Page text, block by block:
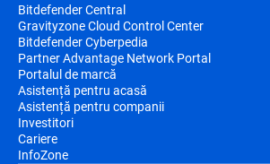
Bitdefender Central
Gravityzone Cloud Control Center
Bitdefender Cyberpedia
Partner Advantage Network Portal
Portalul de marcă
Asistență pentru acasă
Asistență pentru companii
Investitori
Cariere
InfoZone